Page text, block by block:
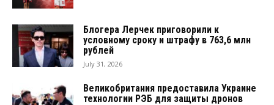
Блогера Лерчек приговорили к
условному сроку и штрафу в 763,6 млн
рублей
July 31, 2026
Великобритания предоставила Украине
технологии РЭБ для защиты дронов